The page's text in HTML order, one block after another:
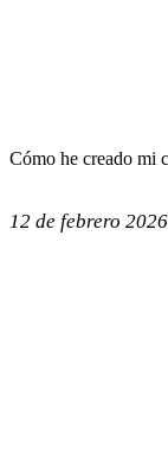
Cómo he creado mi
12 de febrero 2026